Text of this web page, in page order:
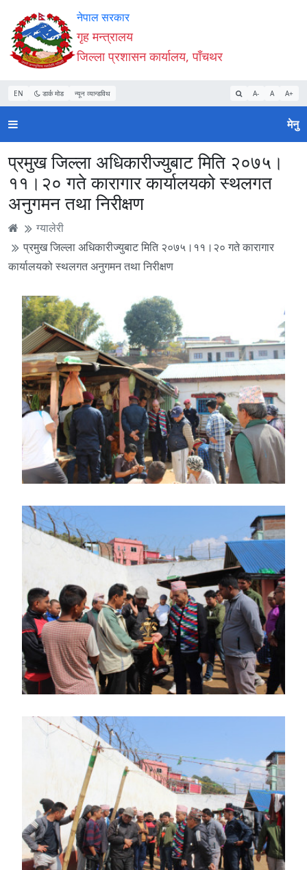
Accessibility
Mode
सुरु
गर्नुहोस्
सामाग्री
पढ्नुहाेस्
नेभिगेसन
पढ्नुहाेस्
वेबसाइट
खोजमा
जानुहोस्
नेपाल सरकार
गृह मन्त्रालय
जिल्ला प्रशासन कार्यालय, पाँचथर
EN डार्क मोड न्यून व्यान्डविथ A- A A+
मेनु
प्रमुख जिल्ला अधिकारीज्युबाट मिति २०७५।
११।२० गते कारागार कार्यालयको स्थलगत
अनुगमन तथा निरीक्षण
ग्यालेरी
प्रमुख जिल्ला अधिकारीज्युबाट मिति २०७५।११।२० गते कारागार
कार्यालयको स्थलगत अनुगमन तथा निरीक्षण